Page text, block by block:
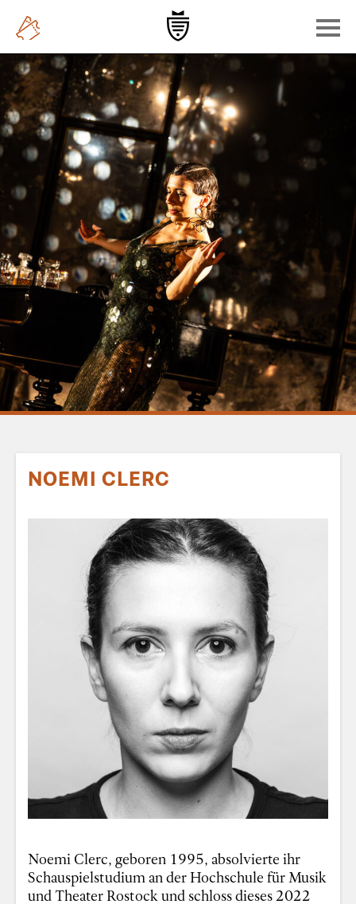
NOEMI CLERC
Noemi Clerc, geboren 1995, absolvierte ihr
Schauspielstudium an der Hochschule für Musik
und Theater Rostock und schloss dieses 2022